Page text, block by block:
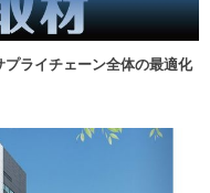
プライチェーン全体の最適化